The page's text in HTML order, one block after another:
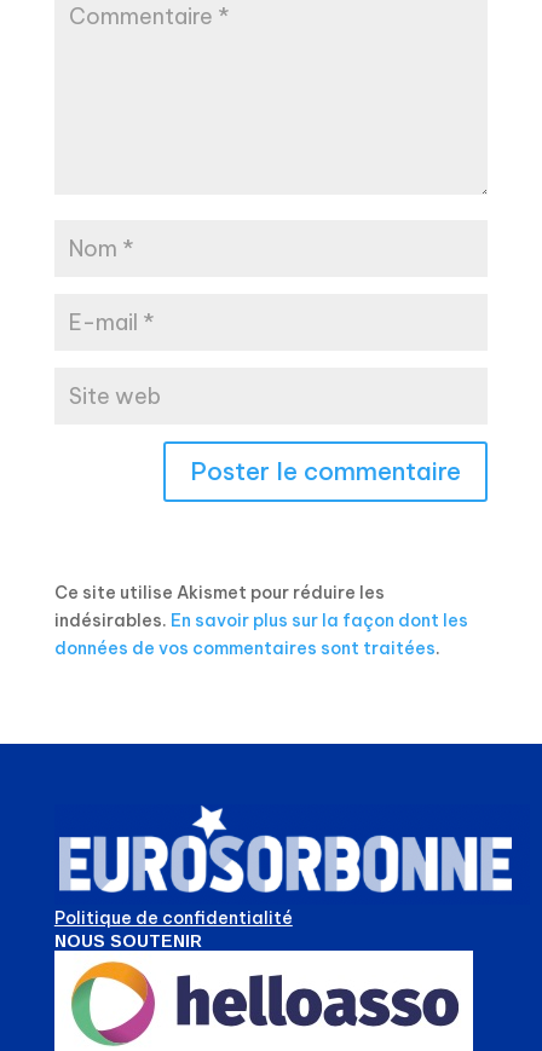
Ce site utilise Akismet pour réduire les
indésirables. En savoir plus sur la façon dont les
données de vos commentaires sont traitées.
Politique de confidentialité
NOUS SOUTENIR